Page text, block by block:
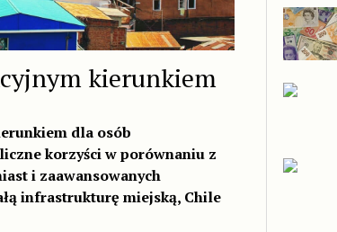
kierunkiem
dla osób
korzyści w porównaniu z
i zaawansowanych
infrastrukturę miejską, Chile